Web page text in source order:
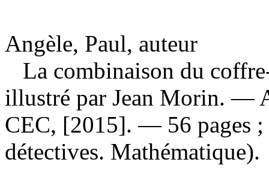
Angèle, Paul, auteur
La combinaison du
illustré par Jean Morin. —
CEC, [2015]. — 56 pages
détectives. Mathématique).